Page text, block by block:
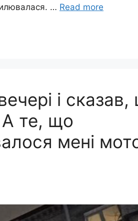
… Read more
і
те, що
мені